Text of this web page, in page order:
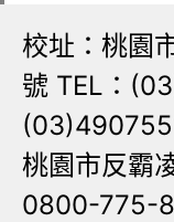
校址：桃園
號 TEL：
桃園市反霸
0800-775-